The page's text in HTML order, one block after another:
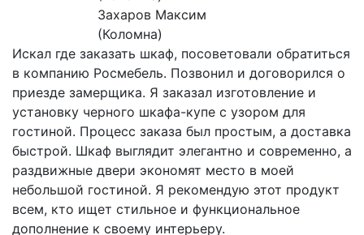
Захаров Максим
(Коломна)
Искал где заказать шкаф, посоветовали обратиться
в компанию Росмебель. Позвонил и договорился о
приезде замерщика. Я заказал изготовление и
установку черного шкафа-купе с узором для
гостиной. Процесс заказа был простым, а доставка
быстрой. Шкаф выглядит элегантно и современно, а
раздвижные двери экономят место в моей
небольшой гостиной. Я рекомендую этот продукт
всем, кто ищет стильное и функциональное
дополнение к своему интерьеру.